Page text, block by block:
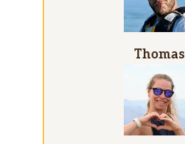
Thomas